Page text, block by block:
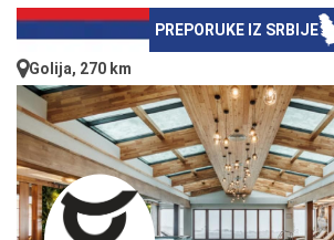
PREPORUKE IZ SRBIJE
Golija, 270 km